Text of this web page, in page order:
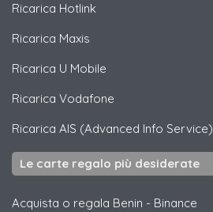
Ricarica Hotlink
Ricarica Maxis
Ricarica U Mobile
Ricarica Vodafone
Ricarica AIS (Advanced Info Service)
Le carte regalo più desiderate
Acquista o regala Benin - Binance